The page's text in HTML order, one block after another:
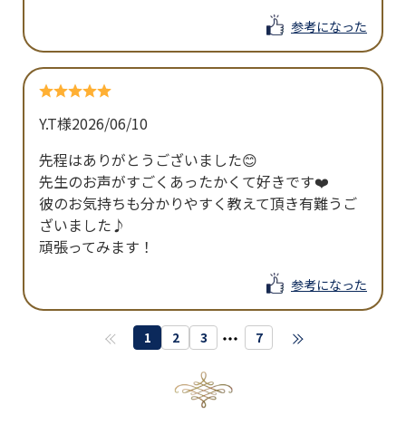
参考になった
Y.T様2026/06/10
先程はありがとうございました😊
先生のお声がすごくあったかくて好きです❤️
彼のお気持ちも分かりやすく教えて頂き有難うご
ざいました♪
頑張ってみます！
参考になった
1 2 3 ・・・ 7